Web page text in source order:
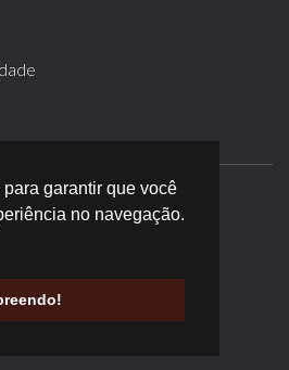
garantir que você
no navegação.
PARCEIROS
Reservados